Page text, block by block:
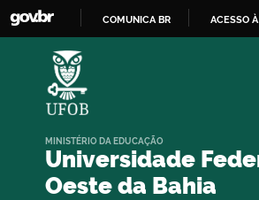
COMUNICA BR ACESSO
Universidade
Oeste da Bahia
MINISTÉRIO DA EDUCAÇÃO